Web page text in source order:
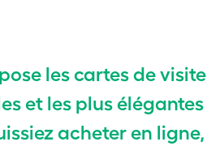
les cartes de visite
et les plus élégantes
acheter en ligne,